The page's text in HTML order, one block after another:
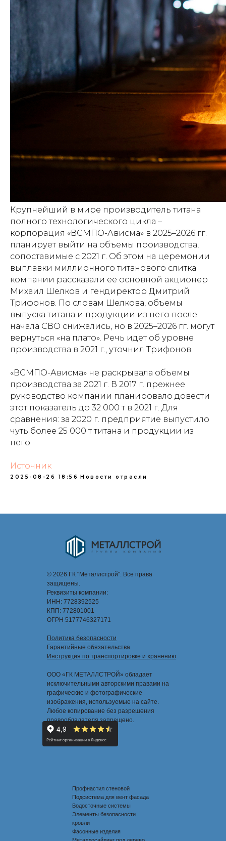
Крупнейший в мире производитель титана
полного технологического цикла –
корпорация «ВСМПО-Ависма» в 2025–2026 гг.
планирует выйти на объемы производства,
сопоставимые с 2021 г. Об этом на церемонии
выплавки миллионного титанового слитка
компании рассказали ее основной акционер
Михаил Шелков и гендиректор Дмитрий
Трифонов. По словам Шелкова, объемы
выпуска титана и продукции из него после
начала СВО снижались, но в 2025–2026 гг. могут
вернуться «на плато». Речь идет об уровне
производства в 2021 г., уточнил Трифонов.
«ВСМПО-Ависма» не раскрывала объемы
производства за 2021 г. В 2017 г. прежнее
руководство компании планировало довести
этот показатель до 32 000 т в 2021 г. Для
сравнения: за 2020 г. предприятие выпустило
чуть более 25 000 т титана и продукции из
него.
Источник
2025-08-26 18:56 Новости отрасли
© 2026 ГК "Металлстрой". Все права
защищены.
Реквизиты компании:
ИНН: 7728392525
КПП: 772801001
ОГРН 5177746327171
Политика безопасности
Гарантийные обязательства
Инструкция по транспортировке и хранению
ООО «ГК МЕТАЛЛСТРОЙ» обладает
исключительными авторскими правами на
графические и фотографические
изображения, используемые на сайте.
Любое копирование без разрешения
правообладателя запрещено.
Профнастил стеновой
Подсистема для вент фасада
Водосточные системы
Элементы безопасности
кровли
Фасонные изделия